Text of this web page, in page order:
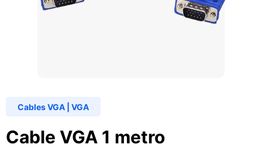
Cables VGA VGA
Cable VGA 1 metro